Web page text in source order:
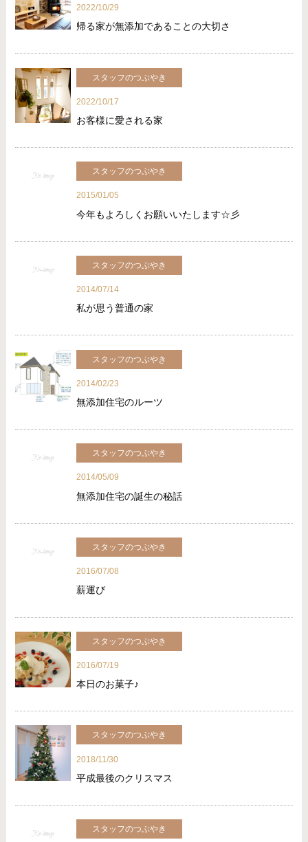
2022/10/29
帰る家が無添加であることの大切さ
スタッフのつぶやき
2022/10/17
お客様に愛される家
スタッフのつぶやき
2015/01/05
今年もよろしくお願いいたします☆彡
スタッフのつぶやき
2014/07/14
私が思う普通の家
スタッフのつぶやき
2014/02/23
無添加住宅のルーツ
スタッフのつぶやき
2014/05/09
無添加住宅の誕生の秘話
スタッフのつぶやき
2016/07/08
薪運び
スタッフのつぶやき
2016/07/19
本日のお菓子♪
スタッフのつぶやき
2018/11/30
平成最後のクリスマス
スタッフのつぶやき